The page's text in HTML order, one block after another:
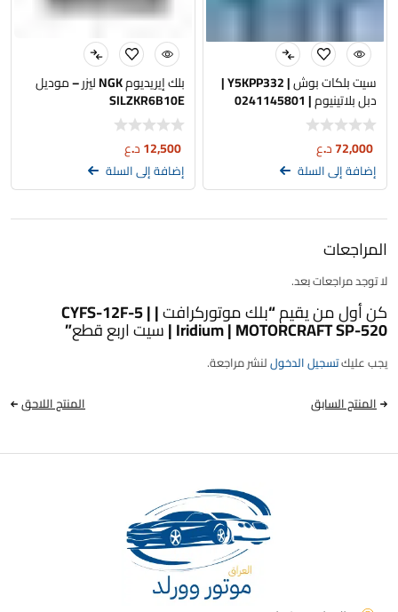
سيت بلكات بوش | Y5KPP332 |
دبل بلاتينيوم | 0241145801
72,000د.ع
إضافة إلى السلة
بلك إيريديوم NGK ليزر – موديل
SILZKR6B10E
12,500د.ع
إضافة إلى السلة
المراجعات
لا توجد مراجعات بعد.
كن أول من يقيم “بلك موتوركرافت | CYFS-12F-5 |
Iridium | MOTORCRAFT SP-520 | سيت اربع قطع”
يجب عليكتسجيل الدخوللنشر مراجعة.
المنتج السابق
المنتج اللاحق